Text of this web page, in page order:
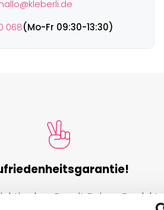
hallo@kleberli.de
068(Mo-Fr 09:30-13:30)
dass Du mit Deinen